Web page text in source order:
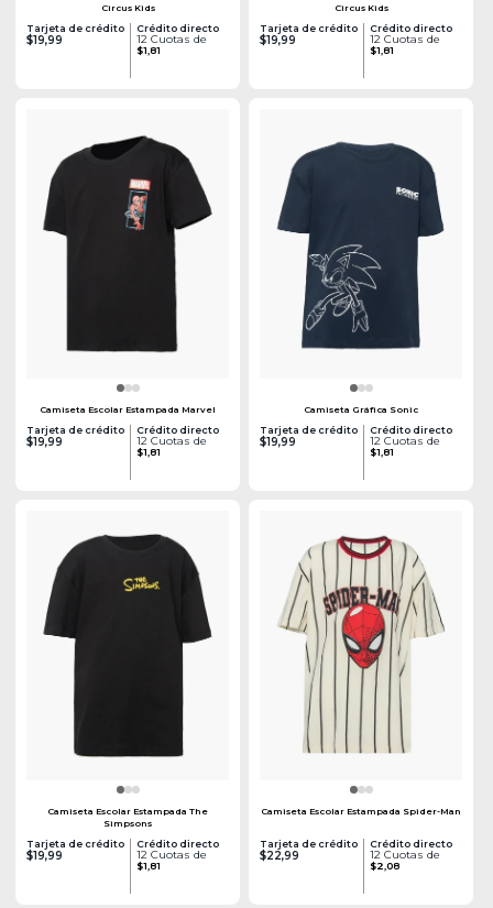
Circus Kids
Tarjeta de crédito
$19,99
Crédito directo
12 Cuotas de
$1,81
Circus Kids
Tarjeta de crédito
$19,99
Crédito directo
12 Cuotas de
$1,81
Camiseta Escolar Estampada Marvel
Tarjeta de crédito
$19,99
Crédito directo
12 Cuotas de
$1,81
Camiseta Gráfica Sonic
Tarjeta de crédito
$19,99
Crédito directo
12 Cuotas de
$1,81
Camiseta Escolar Estampada The
Simpsons
Tarjeta de crédito
$19,99
Crédito directo
12 Cuotas de
$1,81
Camiseta Escolar Estampada Spider-Man
Tarjeta de crédito
$22,99
Crédito directo
12 Cuotas de
$2,08